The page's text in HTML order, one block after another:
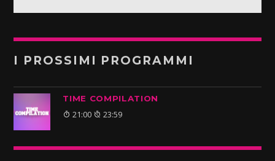
I PROSSIMI PROGRAMMI
TIME COMPILATION
21:00 23:59